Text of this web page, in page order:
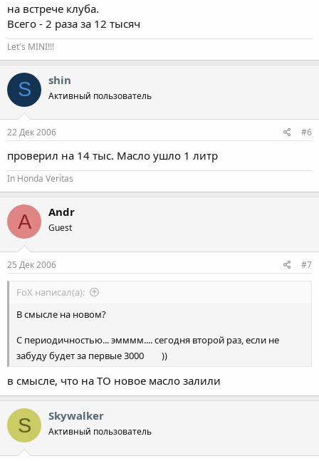
на встрече клуба.
Всего - 2 раза за 12 тысяч
Let's MINI!!!
S shin
Активный пользователь
22 Дек 2006 #6
проверил на 14 тыс. Масло ушло 1 литр
In Honda Veritas
A Andr
Guest
25 Дек 2006 #7
FoX написал(а):
В смысле на новом?
С периодичностью... эмммм.... сегодня второй раз, если не
забуду будет за первые 3000
))
в смысле, что на ТО новое масло залили
S Skywalker
Активный пользователь